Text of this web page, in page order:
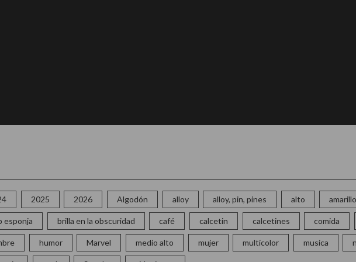
2025 2026 Algodón alloy alloy, pin, pines alto amarillo
esponja brilla en la obscuridad café calcetin calcetines comida
humor Marvel medio alto mujer multicolor musica